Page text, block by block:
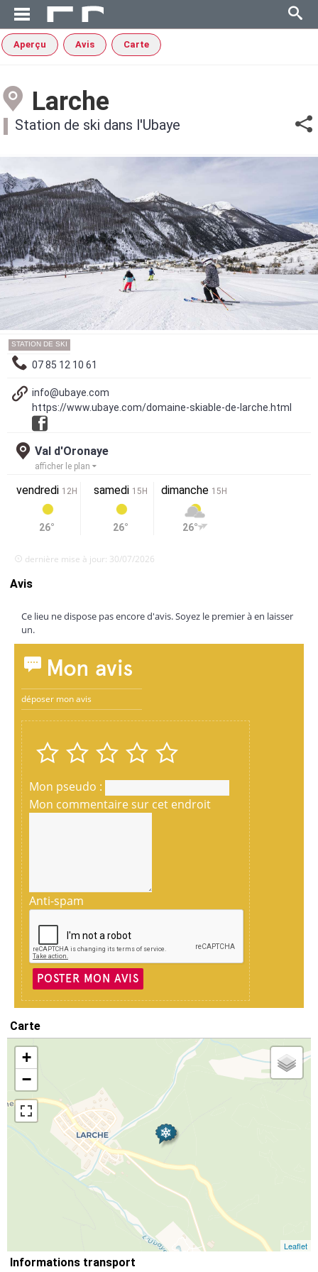
Aperçu Avis Carte
Larche
Station de ski dans l'Ubaye
STATION DE SKI
07 85 12 10 61
info@ubaye.com
https://www.ubaye.com/domaine-skiable-de-larche.html
Val d'Oronaye
afficher le plan
vendredi 12H
26°
samedi 15H
26°
dimanche 15H
26°
dernière mise à jour: 30/07/2026
Avis
Ce lieu ne dispose pas encore d'avis. Soyez le premier à en laisser
un.
Mon avis
déposer mon avis
Mon pseudo :
Mon commentaire sur cet endroit
Anti-spam
POSTER MON AVIS
Carte
+
−
Leaflet
Informations transport